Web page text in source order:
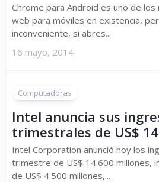
Chrome para Android es uno de
web para móviles en existencia,
inconveniente, si abres...
16 mayo, 2014
Computadoras
Intel anuncia sus
trimestrales de US$
Intel Corporation anunció hoy los
trimestre de US$ 14.600 millones,
de US$ 4.500 millones,...